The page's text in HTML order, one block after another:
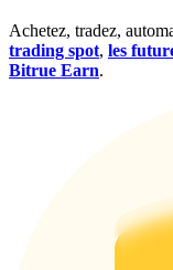
Achetez, tradez,
trading spot, les
Bitrue Earn.